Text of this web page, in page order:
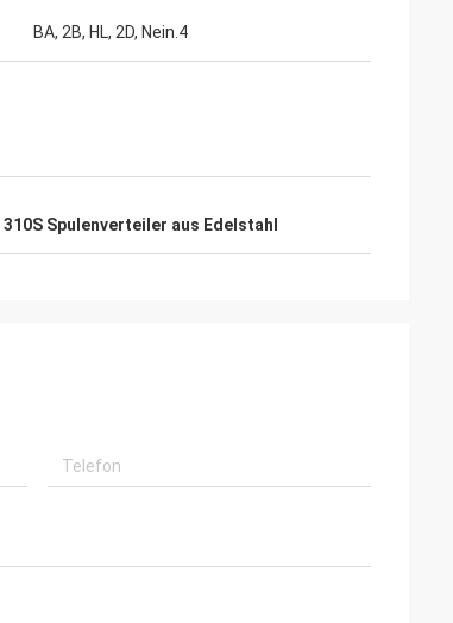
BA, 2B, HL, 2D, Nein.4
310S Spulenverteiler aus Edelstahl